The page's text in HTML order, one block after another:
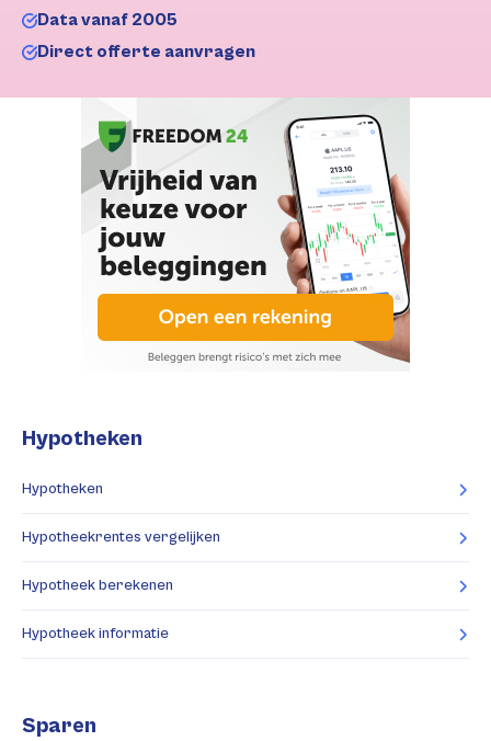
Data vanaf 2005
Direct offerte aanvragen
Hypotheken
Hypotheken
Hypotheekrentes vergelijken
Hypotheek berekenen
Hypotheek informatie
Sparen